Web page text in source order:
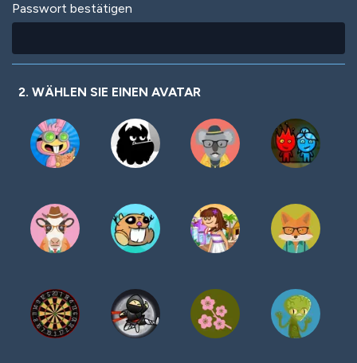
Passwort bestätigen
2. WÄHLEN SIE EINEN AVATAR